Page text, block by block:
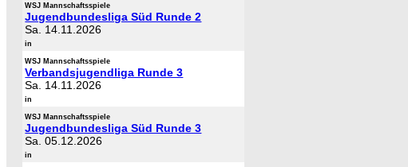
WSJ Mannschaftsspiele
Jugendbundesliga Süd Runde 2
Sa. 14.11.2026
in
WSJ Mannschaftsspiele
Verbandsjugendliga Runde 3
Sa. 14.11.2026
in
WSJ Mannschaftsspiele
Jugendbundesliga Süd Runde 3
Sa. 05.12.2026
in